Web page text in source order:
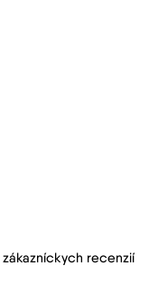
zákazníckych recenzií